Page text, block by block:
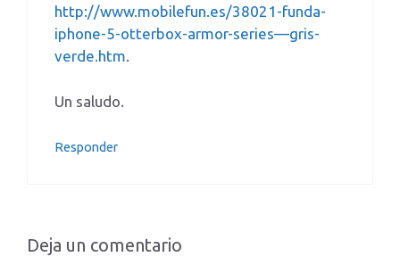
http://www.mobilefun.es/38021-funda-
iphone-5-otterbox-armor-series—gris-
verde.htm.
Un saludo.
Responder
Deja un comentario